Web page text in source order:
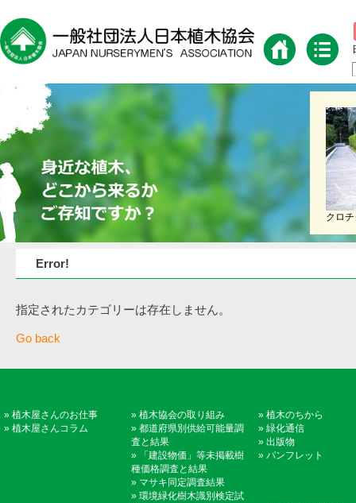
クロ
Error!
指定されたカテゴリーは存在しません。
Go back
» 植木屋さんのお仕事
» 植木屋さんコラム
» 植木協会の取り組み
» 都道府県別供給可能量調
査と結果
»
「建設物価」等未掲載樹
種価格調査と結果
» マサキ同定調査結果
» 環境緑化樹木識別検定試
» 植木のちから
» 緑化通信
» 出版物
» パンフレット